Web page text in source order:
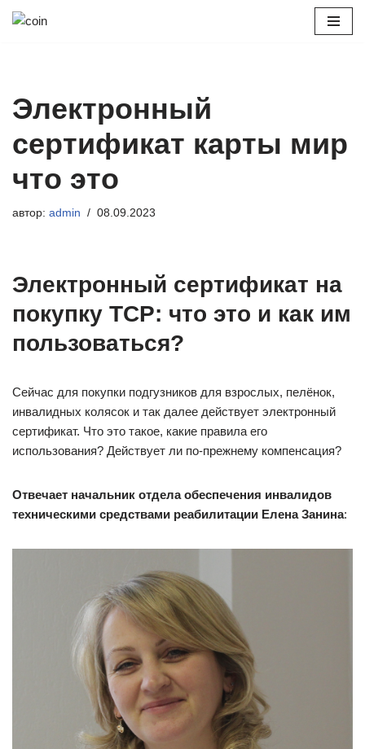
Электронный
сертификат карты мир
что это
автор: admin 08.09.2023
Электронный сертификат на
покупку ТСР: что это и как им
пользоваться?
Сейчас для покупки подгузников для взрослых, пелёнок,
инвалидных колясок и так далее действует электронный
сертификат. Что это такое, какие правила его
использования? Действует ли по-прежнему компенсация?
Отвечает начальник отдела обеспечения инвалидов
техническими средствами реабилитации Елена Занина: